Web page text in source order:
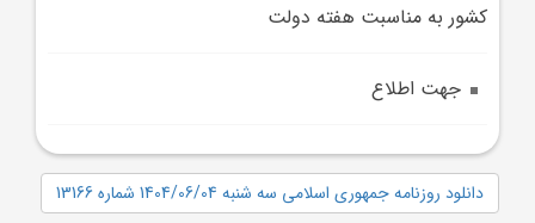
کشور به مناسبت هفته دولت
جهت اطلاع
دانلود روزنامه جمهوری اسلامی سه شنبه 1404/06/04 شماره 13166